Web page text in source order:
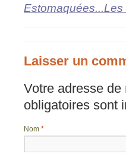
Laisser un
Votre adresse
obligatoires sont
Nom *